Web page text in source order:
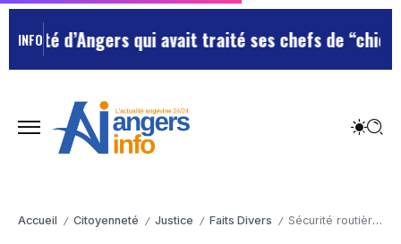
INFO
d’Angers qui avait traité ses chefs de “chiens”Le
Accueil / Citoyenneté / Justice / Faits Divers / Sécurité routière : déjà 20 morts sur les routes de Maine-et-Loire depuis janvier